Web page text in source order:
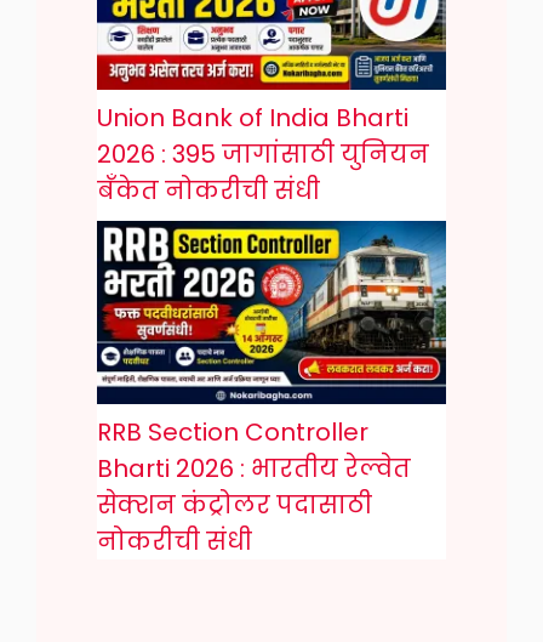
Union Bank of India Bharti
2026 : 395 जागांसाठी युनियन
बँकेत नोकरीची संधी
RRB Section Controller
Bharti 2026 : भारतीय रेल्वेत
सेक्शन कंट्रोलर पदासाठी
नोकरीची संधी